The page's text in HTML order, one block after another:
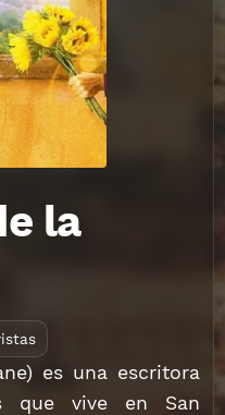
la
es una escritora
que vive en San